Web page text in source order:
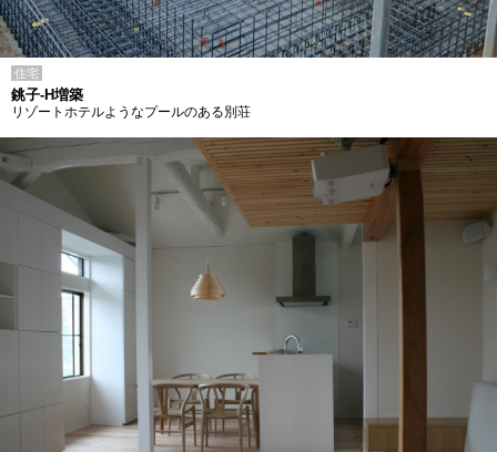
住宅
銚子-H増築
リゾートホテルようなプールのある別荘